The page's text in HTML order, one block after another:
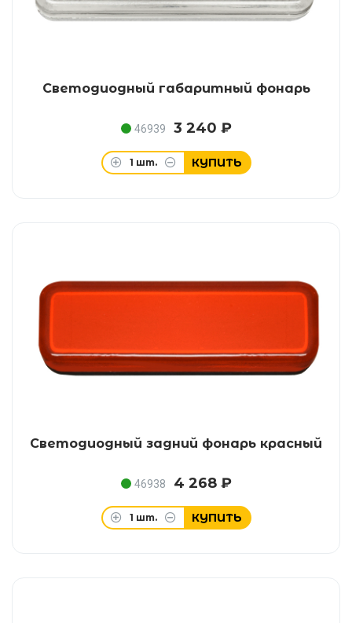
Светодиодный габаритный фонарь
46939 3 240 ₽
1 шт. КУПИТЬ
Светодиодный задний фонарь красный
46938 4 268 ₽
1 шт. КУПИТЬ